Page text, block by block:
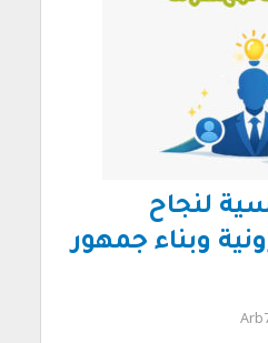
لنجاح
وبناء جمهور